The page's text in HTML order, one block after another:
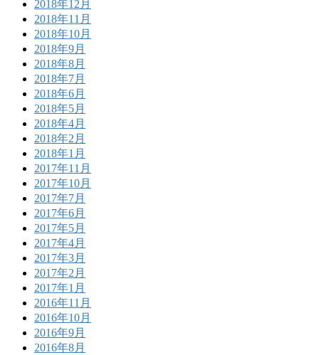
2018年12月
2018年11月
2018年10月
2018年9月
2018年8月
2018年7月
2018年6月
2018年5月
2018年4月
2018年2月
2018年1月
2017年11月
2017年10月
2017年7月
2017年6月
2017年5月
2017年4月
2017年3月
2017年2月
2017年1月
2016年11月
2016年10月
2016年9月
2016年8月